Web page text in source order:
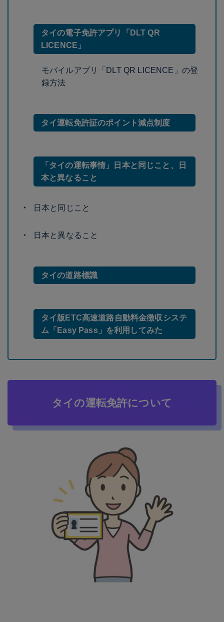
タイの電子免許アプリ「DLT QR
LICENCE」
モバイルアプリ「DLT QR LICENCE」の登
録方法
タイ運転免許証のポイント減点制度
「タイの運転事情」日本と同じこと、日
本と異なること
日本と同じこと
日本と異なること
タイの道路標識
タイ版ETC高速道路自動料金徴収システ
ム「Easy Pass」を利用してみた
タイの運転免許について